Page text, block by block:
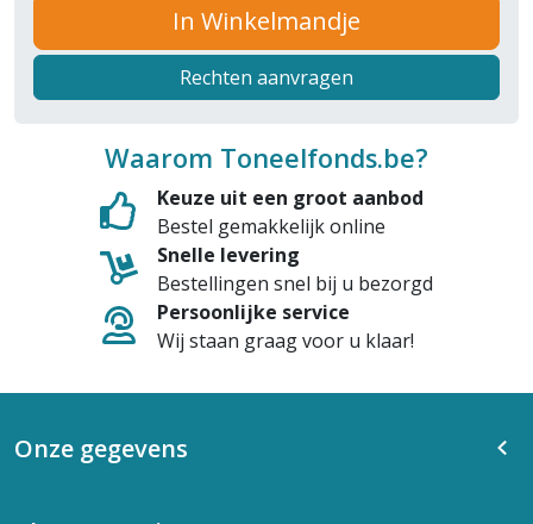
In Winkelmandje
Rechten aanvragen
Waarom Toneelfonds.be?
Keuze uit een groot aanbod
Bestel gemakkelijk online
Snelle levering
Bestellingen snel bij u bezorgd
Persoonlijke service
Wij staan graag voor u klaar!
Onze gegevens